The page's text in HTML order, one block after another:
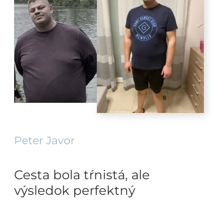
Peter Javor
Cesta bola tŕnistá, ale
výsledok perfektný